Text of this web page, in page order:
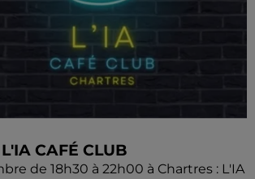
CAFÉ CLUB
de 18h30 à 22h00 à Chartres : L'IA